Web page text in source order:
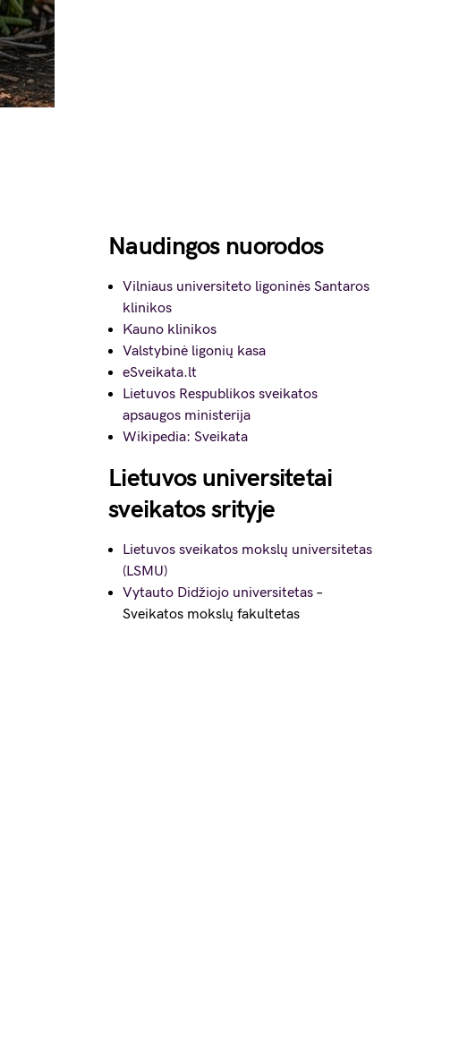
Naudingos nuorodos
Vilniaus universiteto ligoninės Santaros
klinikos
Kauno klinikos
Valstybinė ligonių kasa
eSveikata.lt
Lietuvos Respublikos sveikatos
apsaugos ministerija
Wikipedia: Sveikata
Lietuvos universitetai
sveikatos srityje
Lietuvos sveikatos mokslų universitetas
(LSMU)
Vytauto Didžiojo universitetas –
Sveikatos mokslų fakultetas